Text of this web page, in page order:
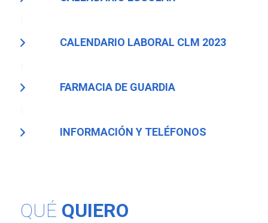
CALENDARIO LABORAL CLM 2023
FARMACIA DE GUARDIA
INFORMACIÓN Y TELÉFONOS
QUÉ QUIERO